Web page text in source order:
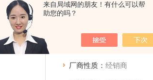
来自局域网的朋友！有什么可以帮
助您的吗？
维数据。配备高速、精细
产品型号：SIMSCAN-E
厂商性质： 经销商